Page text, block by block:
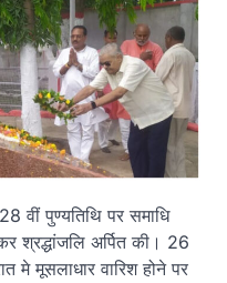
वीं पुण्यतिथि पर समाधि
श्रद्धांजलि अर्पित की। 26
मे मूसलाधार वारिश होने पर